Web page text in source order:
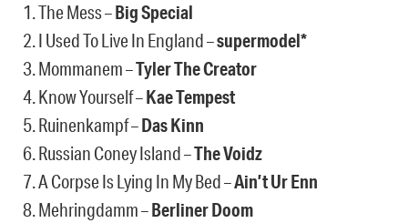
1. The Mess –Big Special
2. I Used To Live In England –supermodel*
3. Mommanem –Tyler The Creator
4. Know Yourself –Kae Tempest
5. Ruinenkampf –Das Kinn
6. Russian Coney Island –The Voidz
7. A Corpse Is Lying In My Bed –Ain’t Ur Enn
8. Mehringdamm –Berliner Doom